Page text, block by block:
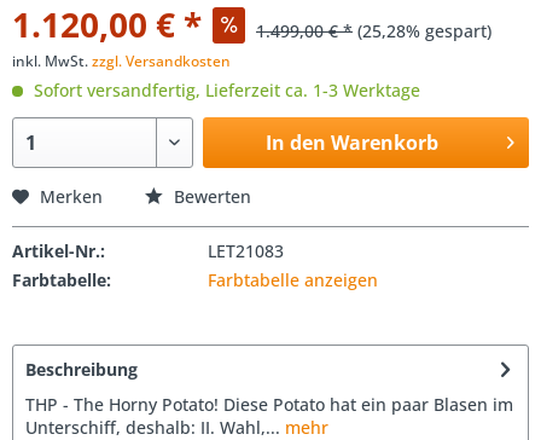
1.120,00 € * 1.499,00 € * (25,28% gespart)
inkl. MwSt.zzgl. Versandkosten
Sofort versandfertig, Lieferzeit ca. 1-3 Werktage
In den Warenkorb
Merken Bewerten
Artikel-Nr.:
LET21083
Farbtabelle:
Farbtabelle anzeigen
Beschreibung
THP - The Horny Potato! Diese Potato hat ein paar Blasen im
Unterschiff, deshalb: II. Wahl,... mehr